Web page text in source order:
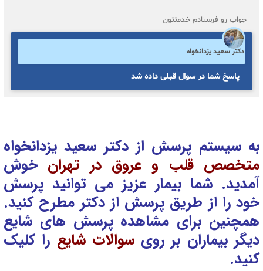
جواب رو فرستادم خدمتتون
دکتر سعید یزدانخواه
پاسخ شما در سوال قبلی داده شد
به سیستم پرسش از دکتر سعید یزدانخواه
متخصص قلب و عروق در تهران خوش
آمدید. شما بیمار عزیز می توانید پرسش
خود را از طریق پرسش از دکتر مطرح کنید.
همچنین برای مشاهده پرسش های شایع
دیگر بیماران بر روی سوالات شایع را کلیک
کنید.